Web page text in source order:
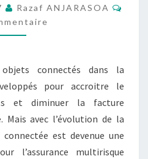
BUSINESS
MODEL
TRADITIONNEL
L’ASSURANCE
MHR
Razaf ANJARASOA
connectés dans la
pour accroitre le
et diminuer la facture
Mais avec l’évolution de la
est devenue une
l’assurance multirisque